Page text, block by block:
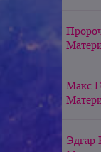
Макс
Эдгар